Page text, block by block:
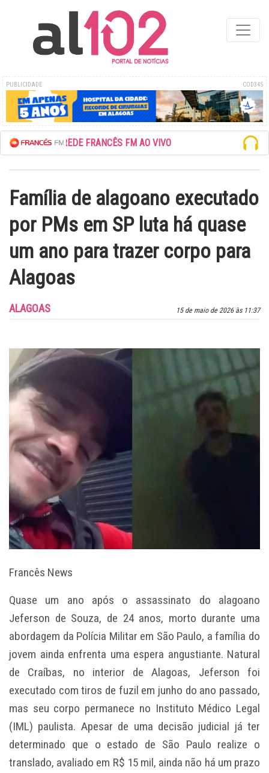
PUBLICIDADE COD345
ESCUTE A REDE FRANCÊS FM AO VIVO
Família de alagoano executado
por PMs em SP luta há quase
um ano para trazer corpo para
Alagoas
15 de maio de 2026 às 11:37
ALAGOAS
Francês News
Quase um ano após o assassinato do alagoano
Jeferson de Souza, de 24 anos, morto durante uma
abordagem da Polícia Militar em São Paulo, a família do
jovem ainda enfrenta uma espera angustiante. Natural
de Craíbas, no interior de Alagoas, Jeferson foi
executado com tiros de fuzil em junho do ano passado,
mas seu corpo permanece no Instituto Médico Legal
(IML) paulista. Apesar de uma decisão judicial já ter
determinado que o estado de São Paulo realize o
translado, avaliado em R$ 15 mil, ainda não há um prazo